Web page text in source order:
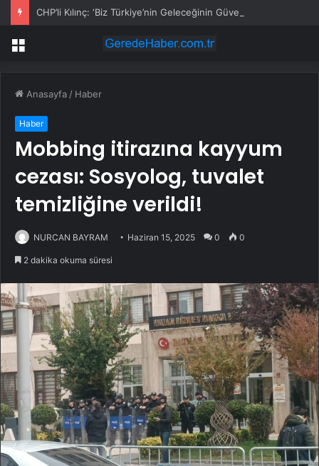
CHP’li Kılınç: ‘Biz Türkiye’nin Geleceğinin Güvencesiyiz’
Menü
Anasayfa / Haber
Haber
Mobbing itirazına kayyum
cezası: Sosyolog, tuvalet
temizliğine verildi!
NURCAN BAYRAM Haziran 15, 2025 0 0
2 dakika okuma süresi